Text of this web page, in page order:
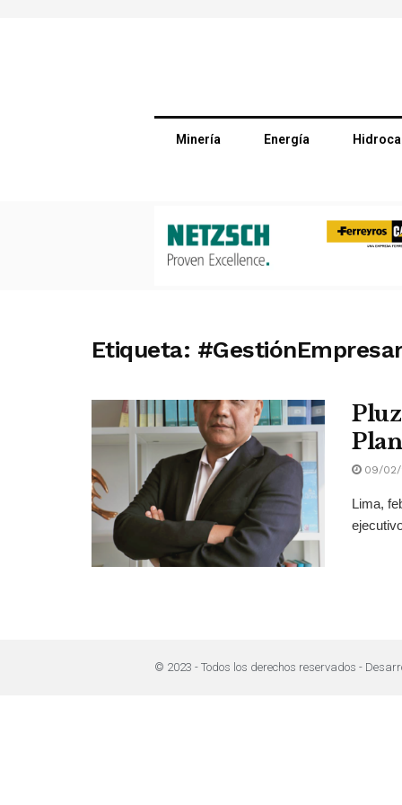
Minería Energía
Etiqueta:
09/02/
Lima,
© 2023 - Todos los derechos reservados -